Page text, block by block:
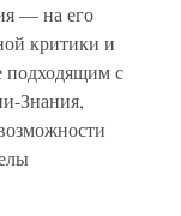
— на его
критики и
подходящим с
Знания,